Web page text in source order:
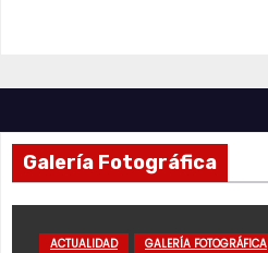
Galería Fotográfica
ACTUALIDAD GALERÍA FOTOGRÁFICA